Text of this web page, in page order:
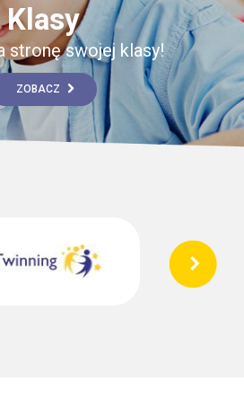
Klasy
stronę swojej klasy!
ZOBACZ